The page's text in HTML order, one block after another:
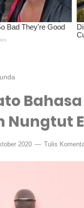
Nungtut
2020 Tulis